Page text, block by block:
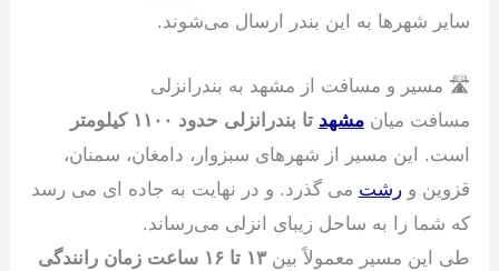
سایر شهرها به این بندر ارسال می‌شوند.
🛣 مسیر و مسافت از مشهد به بندرانزلی
مسافت میانمشهد تا بندرانزلی حدود ۱۱۰۰ کیلومتر
است. این مسیر از شهرهای سبزوار، دامغان، سمنان،
قزوین ورشت می گذرد. و در نهایت به جاده ای می رسد
که شما را به ساحل زیبای انزلی می‌رساند.
طی این مسیر معمولاً بین۱۳ تا ۱۶ ساعت زمان رانندگی